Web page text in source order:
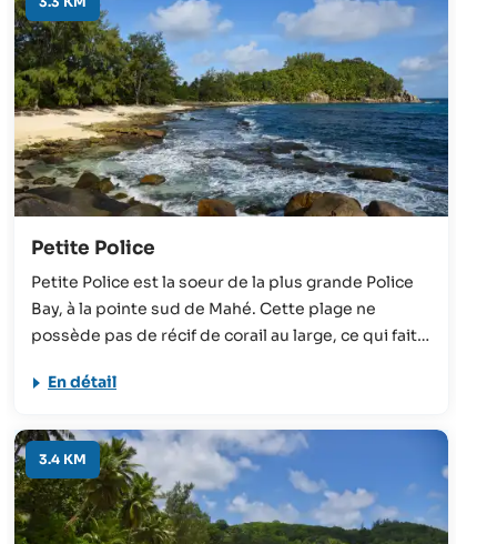
Petite Police
Petite Police est la soeur de la plus grande Police
Bay, à la pointe sud de Mahé. Cette plage ne
possède pas de récif de corail au large, ce qui fait
inappropriée à la baignade. Cependant, le paysage
sur le sable, rend la visite intéressante.
En détail
3.4 KM